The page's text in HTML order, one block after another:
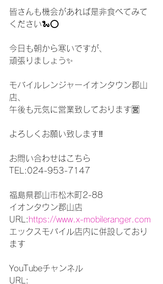
皆さんも機会があれば是非食べてみて
ください🐍⭕️
今日も朝から寒いですが、
頑張りましょう✨
モバイルレンジャーイオンタウン郡山
店、
午後も元気に営業致しております🈺
よろしくお願い致します‼️
お問い合わせはこちら
TEL:024-953-7147
福島県郡山市松木町2-88
イオンタウン郡山店
URL: https://www.x-mobileranger.com
エックスモバイル店内に併設しており
ます
YouTubeチャンネル
URL: